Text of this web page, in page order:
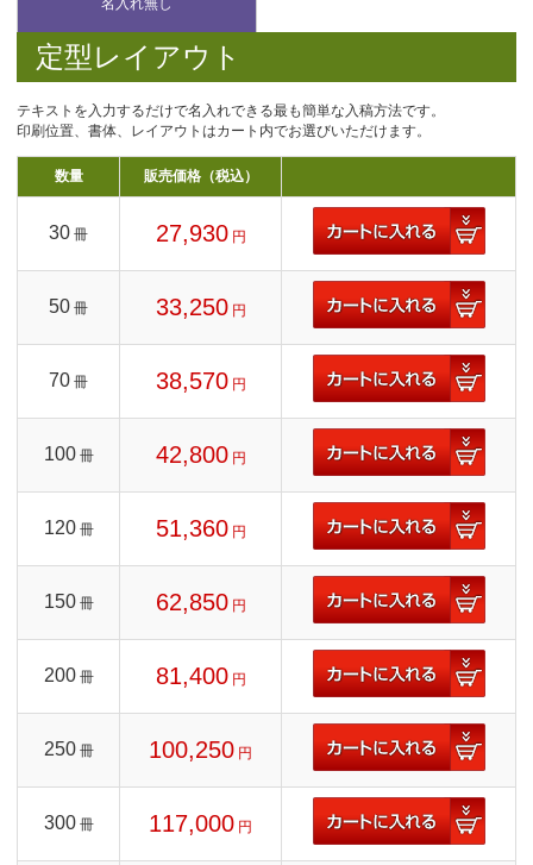
定型レイアウト
テキストを入力するだけで名入れできる最も簡単な入稿方法です。
印刷位置、書体、レイアウトはカート内でお選びいただけます。
数量 販売価格（税込）
30 冊 27,930 円
50 冊 33,250 円
70 冊 38,570 円
100 冊 42,800 円
120 冊 51,360 円
150 冊 62,850 円
200 冊 81,400 円
250 冊 100,250 円
300 冊 117,000 円